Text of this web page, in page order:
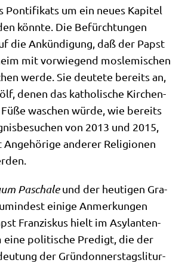
Pon­ti­fi­kats um ein neu­es Kapi­tel
könn­te. Die Befürch­tun­gen
die Ankün­di­gung, daß der Papst
mit vor­wie­gend mos­le­mi­schen
wer­de. Sie deu­te­te bereits an,
denen das katho­li­sche Kir­chen­
waschen wür­de, wie bereits
von 2013 und 2015,
ande­rer Reli­gio­nen
Pascha­leund der heu­ti­gen Gra­
eini­ge Anmer­kun­gen
Fran­zis­kus hielt im Asy­lan­ten­
eine poli­ti­sche Pre­digt, die der
der Grün­don­ners­tags­lit­ur­